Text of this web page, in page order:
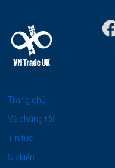
Trang chủ
Về chúng tôi
Tin tức
Sự kiện